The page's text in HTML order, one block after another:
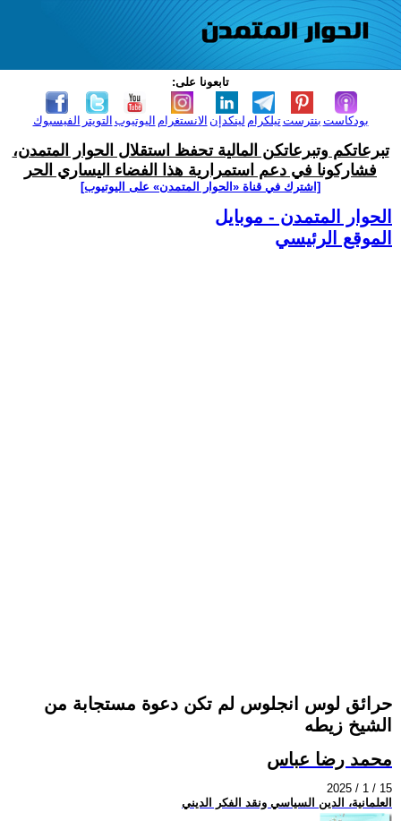
تابعونا على:
الفيسبوك التويتر اليوتيوب الانستغرام لينكدإن تيلكرامبنترست بودكاست
تبرعاتكم وتبرعاتكن المالية تحفظ استقلال الحوار المتمدن،
فشاركونا في دعم استمرارية هذا الفضاء اليساري الحر
[اشترك في قناة ‫«الحوار المتمدن» على اليوتيوب]
الحوار المتمدن - موبايل
الموقع الرئيسي
حرائق لوس انجلوس لم تكن دعوة مستجابة من
الشيخ زيطه
محمد رضا عباس
2025 / 1 / 15
العلمانية، الدين السياسي ونقد الفكر الديني